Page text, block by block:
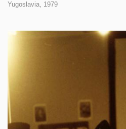
Yugoslavia, 1979